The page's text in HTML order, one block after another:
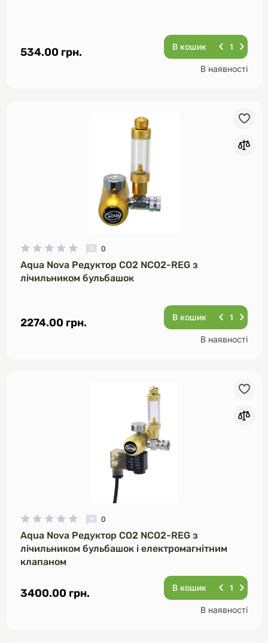
534.00 грн. В кошик
В наявності
0
Aqua Nova Редуктор CO2 NCO2-REG з
лічильником бульбашок
2274.00 грн. В кошик
В наявності
0
Aqua Nova Редуктор CO2 NCO2-REG з
лічильником бульбашок і електромагнітним
клапаном
3400.00 грн. В кошик
В наявності